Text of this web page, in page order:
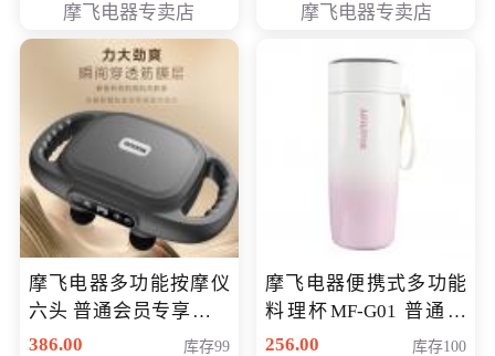
摩飞电器专卖店 摩飞电器专卖店
摩飞电器多功能按摩仪
六头 普通会员专享价格
199元
386.00 库存99
摩飞电器便携式多功能
料理杯MF-G01 普通会
员专享价格118元
256.00 库存100